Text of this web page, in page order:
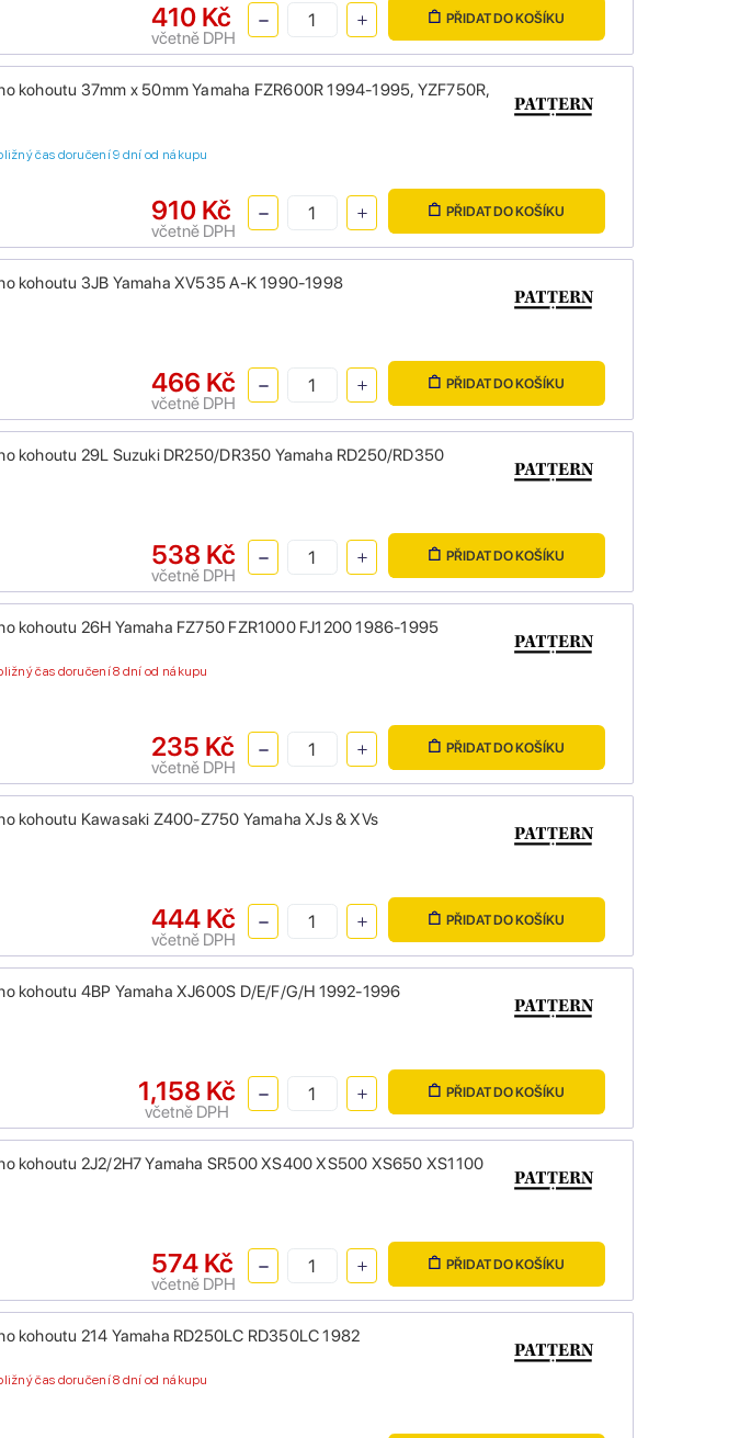
410 Kč
včetně DPH
PŘIDAT DO KOŠÍKU
kohoutu 37mm x 50mm Yamaha FZR600R 1994-1995, YZF750R,
čas doručení 9 dní od nákupu
910 Kč
včetně DPH
PŘIDAT DO KOŠÍKU
kohoutu 3JB Yamaha XV535 A-K 1990-1998
466 Kč
včetně DPH
PŘIDAT DO KOŠÍKU
kohoutu 29L Suzuki DR250/DR350 Yamaha RD250/RD350
538 Kč
včetně DPH
PŘIDAT DO KOŠÍKU
kohoutu 26H Yamaha FZ750 FZR1000 FJ1200 1986-1995
čas doručení 8 dní od nákupu
235 Kč
včetně DPH
PŘIDAT DO KOŠÍKU
kohoutu Kawasaki Z400-Z750 Yamaha XJs & XVs
444 Kč
včetně DPH
PŘIDAT DO KOŠÍKU
kohoutu 4BP Yamaha XJ600S D/E/F/G/H 1992-1996
1,158 Kč
včetně DPH
PŘIDAT DO KOŠÍKU
kohoutu 2J2/2H7 Yamaha SR500 XS400 XS500 XS650 XS1100
574 Kč
včetně DPH
PŘIDAT DO KOŠÍKU
kohoutu 214 Yamaha RD250LC RD350LC 1982
čas doručení 8 dní od nákupu